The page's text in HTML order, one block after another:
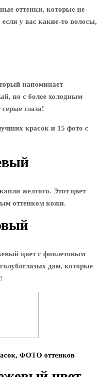
оттенки, которые не
если у вас какие-то волосы,
напоминает
но с более холодным
глаза!
желтого. Этот цвет
оттенком кожи.
цвет с фиолетовым
дам, которые
ФОТО оттенков